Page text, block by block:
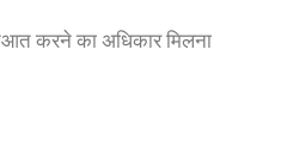
करने का अधिकार मिलना